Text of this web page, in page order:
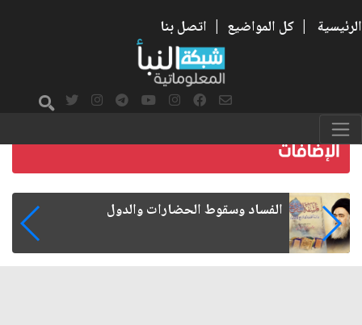
الرئيسية | كل المواضيع | اتصل بنا
رواتب الموظفين على صفيح ساخن